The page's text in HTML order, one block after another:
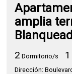
amplia
2 Dormitorio/s 1
Dirección: